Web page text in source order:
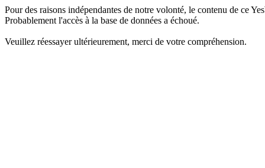
Pour des raisons indépendantes de notre volonté, le contenu de ce
Probablement l'accès à la base de données a échoué.
Veuillez réessayer ultérieurement, merci de votre compréhension.